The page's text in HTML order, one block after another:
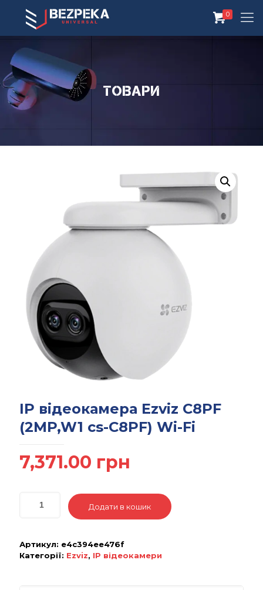
0
Товари
IP відеокамера Ezviz C8PF
(2MP,W1 cs-C8PF) Wi-Fi
7,371.00 грн
Додати в кошик
Артикул: e4c394ee476f
Категорії: Ezviz, IP відеокамери